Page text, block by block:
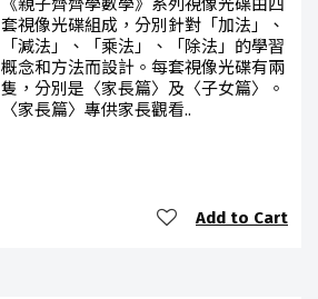
《親子齊齊學數學》系列視像光碟由四
套視像光碟組成，分別針對「加法」、
「減法」、「乘法」、「除法」的學習
概念和方法而設計。每套視像光碟有兩
隻，分別是〈家長篇〉及〈子女篇〉。
〈家長篇〉專供家長觀看..
Add to Cart